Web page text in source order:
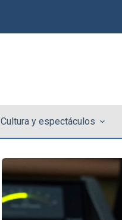
Cultura y espectáculos